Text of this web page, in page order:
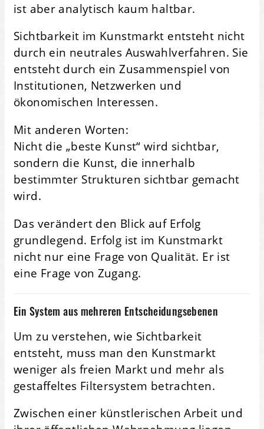
ist aber analytisch kaum haltbar.
Sichtbarkeit im Kunstmarkt entsteht nicht
durch ein neutrales Auswahlverfahren. Sie
entsteht durch ein Zusammenspiel von
Institutionen, Netzwerken und
ökonomischen Interessen.
Mit anderen Worten:
Nicht die „beste Kunst“ wird sichtbar,
sondern die Kunst, die innerhalb
bestimmter Strukturen sichtbar gemacht
wird.
Das verändert den Blick auf Erfolg
grundlegend. Erfolg ist im Kunstmarkt
nicht nur eine Frage von Qualität. Er ist
eine Frage von Zugang.
Ein System aus mehreren Entscheidungsebenen
Um zu verstehen, wie Sichtbarkeit
entsteht, muss man den Kunstmarkt
weniger als freien Markt und mehr als
gestaffeltes Filtersystem betrachten.
Zwischen einer künstlerischen Arbeit und